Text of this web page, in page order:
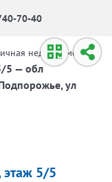
70-40
недвижимость /
5 — обл
ул
этаж 5/5